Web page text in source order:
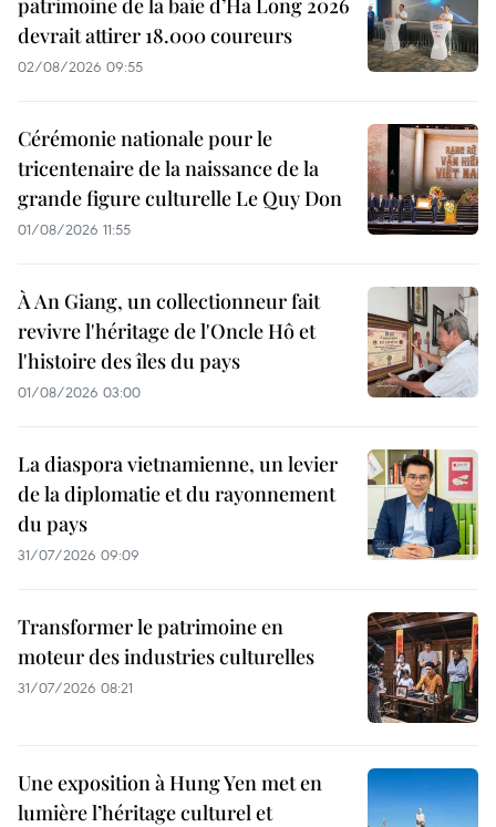
devrait attirer 18.000 coureurs
02/08/2026 09:55
Cérémonie nationale pour le
tricentenaire de la naissance de la
grande figure culturelle Le Quy Don
01/08/2026 11:55
À An Giang, un collectionneur fait
revivre l'héritage de l'Oncle Hô et
l'histoire des îles du pays
01/08/2026 03:00
La diaspora vietnamienne, un levier
de la diplomatie et du rayonnement
du pays
31/07/2026 09:09
Transformer le patrimoine en
moteur des industries culturelles
31/07/2026 08:21
Une exposition à Hung Yen met en
lumière l’héritage culturel et